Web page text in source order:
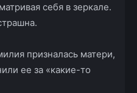
себя в зеркале.
призналась матери,
ее за «какие-­то